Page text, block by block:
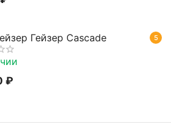
5
Гейзер Cascade
₽